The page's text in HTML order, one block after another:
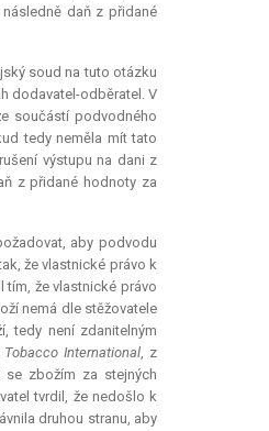
daň z přidané
soud na tuto otázku
dodavatel-odběratel. V
součástí podvodného
tedy neměla mít tato
výstupu na dani z
z přidané hodnoty za
aby podvodu
že vlastnické právo k
tím, že vlastnické právo
nemá dle stěžovatele
tedy není zdanitelným
International, z
se zbožím za stejných
tvrdil, že nedošlo k
druhou stranu, aby